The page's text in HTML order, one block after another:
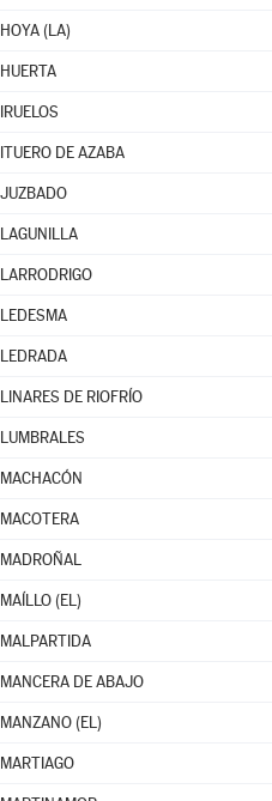
HOYA (LA)
HUERTA
IRUELOS
ITUERO DE AZABA
JUZBADO
LAGUNILLA
LARRODRIGO
LEDESMA
LEDRADA
LINARES DE RIOFRÍO
LUMBRALES
MACHACÓN
MACOTERA
MADROÑAL
MAÍLLO (EL)
MALPARTIDA
MANCERA DE ABAJO
MANZANO (EL)
MARTIAGO